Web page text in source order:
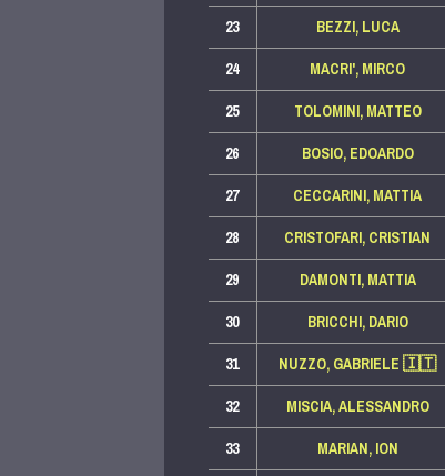
23
BEZZI, LUCA
24
MACRI', MIRCO
25
TOLOMINI, MATTEO
26
BOSIO, EDOARDO
27
CECCARINI, MATTIA
28
CRISTOFARI, CRISTIAN
29
DAMONTI, MATTIA
30
BRICCHI, DARIO
31
NUZZO, GABRIELE🇮🇹
32
MISCIA, ALESSANDRO
33
MARIAN, ION